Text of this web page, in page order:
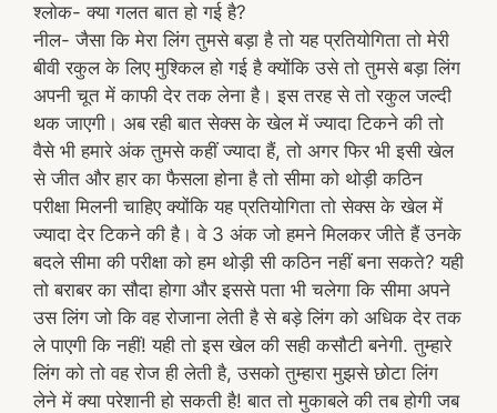
श्लोक- क्या गलत बात हो गई है?
नील- जैसा कि मेरा लिंग तुमसे बड़ा है तो यह प्रतियोगिता तो मेरी
बीवी रकुल के लिए मुश्किल हो गई है क्योंकि उसे तो तुमसे बड़ा लिंग
अपनी चूत में काफी देर तक लेना है। इस तरह से तो रकुल जल्दी
थक जाएगी। अब रही बात सेक्स के खेल में ज्यादा टिकने की तो
वैसे भी हमारे अंक तुमसे कहीं ज्यादा हैं, तो अगर फिर भी इसी खेल
से जीत और हार का फैसला होना है तो सीमा को थोड़ी कठिन
परीक्षा मिलनी चाहिए क्योंकि यह प्रतियोगिता तो सेक्स के खेल में
ज्यादा देर टिकने की है। वे 3 अंक जो हमने मिलकर जीते हैं उनके
बदले सीमा की परीक्षा को हम थोड़ी सी कठिन नहीं बना सकते? यही
तो बराबर का सौदा होगा और इससे पता भी चलेगा कि सीमा अपने
उस लिंग जो कि वह रोजाना लेती है से बड़े लिंग को अधिक देर तक
ले पाएगी कि नहीं! यही तो इस खेल की सही कसौटी बनेगी. तुम्हारे
लिंग को तो वह रोज ही लेती है, उसको तुम्हारा मुझसे छोटा लिंग
लेने में क्या परेशानी हो सकती है! बात तो मुकाबले की तब होगी जब